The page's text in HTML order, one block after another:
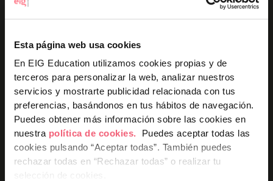
Esta página web usa cookies
En EIG Education utilizamos cookies propias y de
terceros para personalizar la web, analizar nuestros
servicios y mostrarte publicidad relacionada con tus
preferencias, basándonos en tus hábitos de navegación.
Puedes obtener más información sobre las cookies en
nuestra política de cookies.
Puedes aceptar todas las
cookies pulsando “Aceptar todas”. También puedes
rechazar todas en “Rechazar todas” o realizar tu
Escuela
Online
Empleabilidad
Programas
Ciclos Superiores